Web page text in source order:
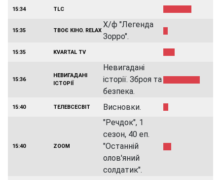
15:34 TLC
15:35 ТВОЄ КІНО. RELAX
Х/ф "Легенда
Зорро".
15:35 KVARTAL TV
15:36
НЕВИГАДАНІ
ІСТОРІЇ
Невигадані
історії. Зброя та
безпека.
15:40 ТЕЛЕВСЕСВІТ Висновки.
15:40 ZOOM
"Речдок", 1
сезон, 40 еп.
"Останній
олов'яний
солдатик".